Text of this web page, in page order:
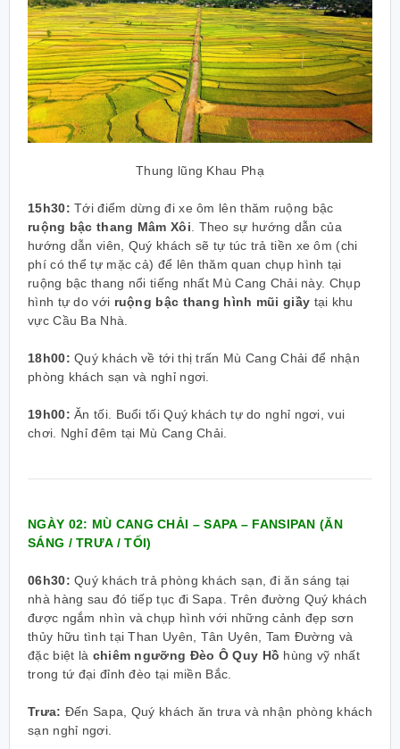
Thung lũng Khau Phạ
15h30: Tới điểm dừng đi xe ôm lên thăm ruộng bậc
ruộng bậc thang Mâm Xôi. Theo sự hướng dẫn của
hướng dẫn viên, Quý khách sẽ tự túc trả tiền xe ôm (chi
phí có thể tự mặc cả) để lên thăm quan chụp hình tại
ruộng bậc thang nổi tiếng nhất Mù Cang Chải này. Chụp
hình tự do với ruộng bậc thang hình mũi giầy tại khu
vực Cầu Ba Nhà.
18h00: Quý khách về tới thị trấn Mù Cang Chải để nhận
phòng khách sạn và nghỉ ngơi.
19h00: Ăn tối. Buổi tối Quý khách tự do nghỉ ngơi, vui
chơi. Nghỉ đêm tại Mù Cang Chải.
NGÀY 02: MÙ CANG CHẢI – SAPA – FANSIPAN (ĂN
SÁNG / TRƯA / TỐI)
06h30: Quý khách trả phòng khách sạn, đi ăn sáng tại
nhà hàng sau đó tiếp tục đi Sapa. Trên đường Quý khách
được ngắm nhìn và chụp hình với những cảnh đẹp sơn
thủy hữu tình tại Than Uyên, Tân Uyên, Tam Đường và
đặc biệt là chiêm ngưỡng Đèo Ô Quy Hồ hùng vỹ nhất
trong tứ đại đỉnh đèo tại miền Bắc.
Trưa: Đến Sapa, Quý khách ăn trưa và nhận phòng khách
sạn nghỉ ngơi.